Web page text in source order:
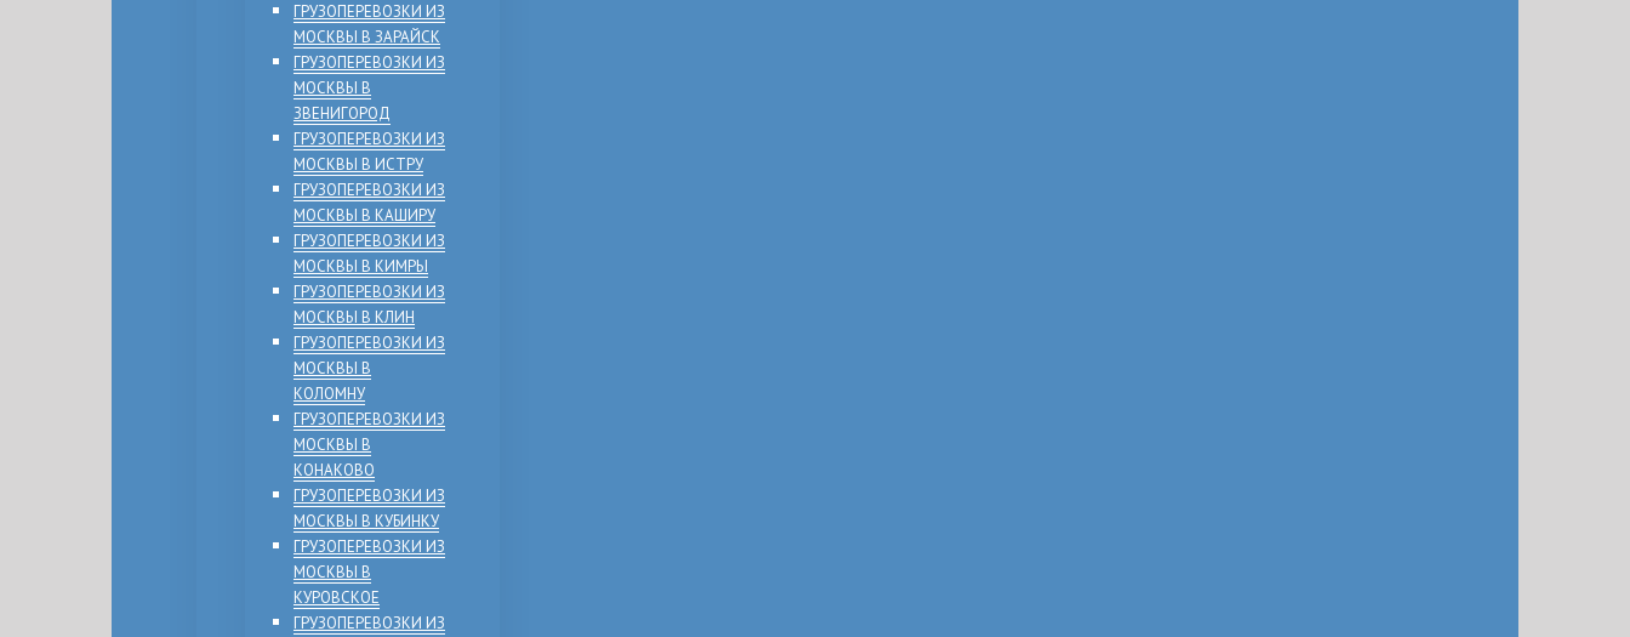
ГРУЗОПЕРЕВОЗКИ ИЗ
МОСКВЫ В ЗАРАЙСК
ГРУЗОПЕРЕВОЗКИ ИЗ
МОСКВЫ В
ЗВЕНИГОРОД
ГРУЗОПЕРЕВОЗКИ ИЗ
МОСКВЫ В ИСТРУ
ГРУЗОПЕРЕВОЗКИ ИЗ
МОСКВЫ В КАШИРУ
ГРУЗОПЕРЕВОЗКИ ИЗ
МОСКВЫ В КИМРЫ
ГРУЗОПЕРЕВОЗКИ ИЗ
МОСКВЫ В КЛИН
ГРУЗОПЕРЕВОЗКИ ИЗ
МОСКВЫ В
КОЛОМНУ
ГРУЗОПЕРЕВОЗКИ ИЗ
МОСКВЫ В
КОНАКОВО
ГРУЗОПЕРЕВОЗКИ ИЗ
МОСКВЫ В КУБИНКУ
ГРУЗОПЕРЕВОЗКИ ИЗ
МОСКВЫ В
КУРОВСКОЕ
ГРУЗОПЕРЕВОЗКИ ИЗ